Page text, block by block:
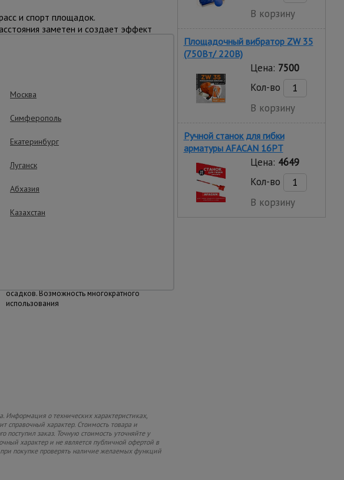
и спорт площадок.
заметен и создает эффект
СНиП III-4-80* «Техника
Гибкость и незначительный вес позволяют
максимально сжатые сроки
осадков. Возможность многократного
использования
Информация о технических характеристиках,
справочный характер. Стоимость товара и
поступил заказ. Точную стоимость уточняйте у
характер и не является публичной офертой в
покупке проверять наличие желаемых функций
В корзину
Площадочный вибратор ZW 35
(750Вт/ 220В)
Цена: 7500
Кол-во
В корзину
Ручной станок для гибки
арматуры AFACAN 16PT
Цена: 4649
Кол-во
В корзину
Москва
Симферополь
Екатеринбург
Луганск
Абхазия
Казахстан